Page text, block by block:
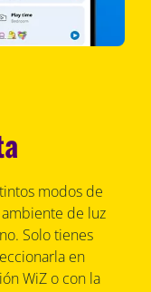
modos de
de luz
Solo tienes
en
WiZ o con la